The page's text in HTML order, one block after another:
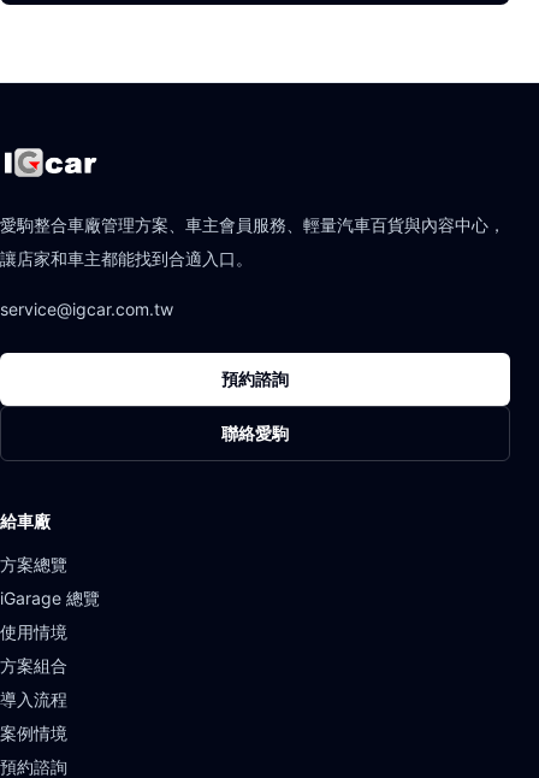
愛駒整合車廠管理方案、車主會員服務、輕量汽車百貨與內容中心，
讓店家和車主都能找到合適入口。
service@igcar.com.tw
預約諮詢
聯絡愛駒
給車廠
方案總覽
iGarage 總覽
使用情境
方案組合
導入流程
案例情境
預約諮詢